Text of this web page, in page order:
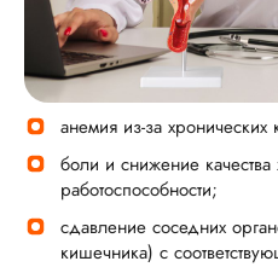
анемия из‐за хронических
боли и снижение
работоспособности;
сдавление соседних
кишечника) с